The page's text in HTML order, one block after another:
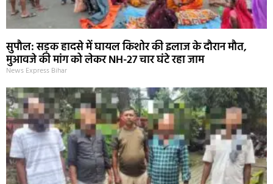
सुपौल: सड़क हादसे में घायल किशोर की इलाज के दौरान मौत,
मुआवजे की मांग को लेकर NH-27 चार घंटे रहा जाम
News Express Bihar